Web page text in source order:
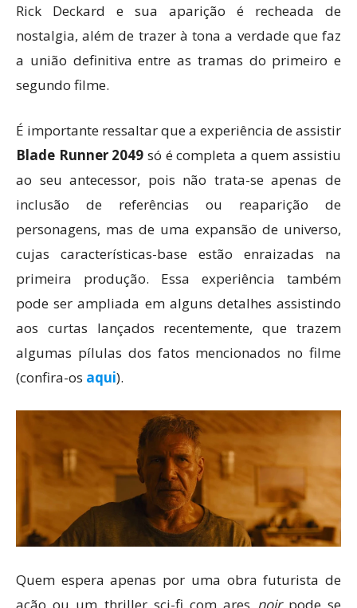
Rick Deckard e sua aparição é recheada de
nostalgia, além de trazer à tona a verdade que faz
a união definitiva entre as tramas do primeiro e
segundo filme.
É importante ressaltar que a experiência de assistir
Blade Runner 2049 só é completa a quem assistiu
ao seu antecessor, pois não trata-se apenas de
inclusão de referências ou reaparição de
personagens, mas de uma expansão de universo,
cujas características-base estão enraizadas na
primeira produção. Essa experiência também
pode ser ampliada em alguns detalhes assistindo
aos curtas lançados recentemente, que trazem
algumas pílulas dos fatos mencionados no filme
(confira-os aqui).
Quem espera apenas por uma obra futurista de